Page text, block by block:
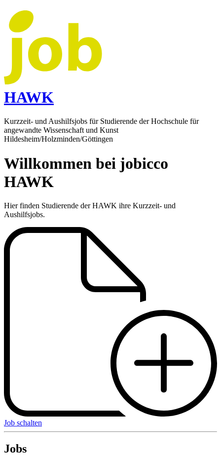
HAWK
Kurzzeit- und Aushilfsjobs für Studierende der Hochschule für
angewandte Wissenschaft und Kunst
Hildesheim/Holzminden/Göttingen
Willkommen bei jobicco
HAWK
Hier finden Studierende der HAWK ihre Kurzzeit- und
Aushilfsjobs.
Job schalten
Jobs